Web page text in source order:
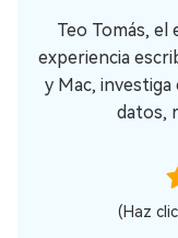
Teo Tomás, el
experiencia
y Mac,
datos,
(Haz